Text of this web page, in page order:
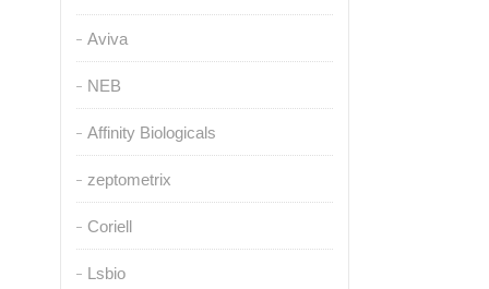
Aviva
NEB
Affinity Biologicals
zeptometrix
Coriell
Lsbio